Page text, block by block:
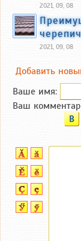
2021, 09, 08
2021, 09, 08
Добавить
Ваше имя:
Ваш
B